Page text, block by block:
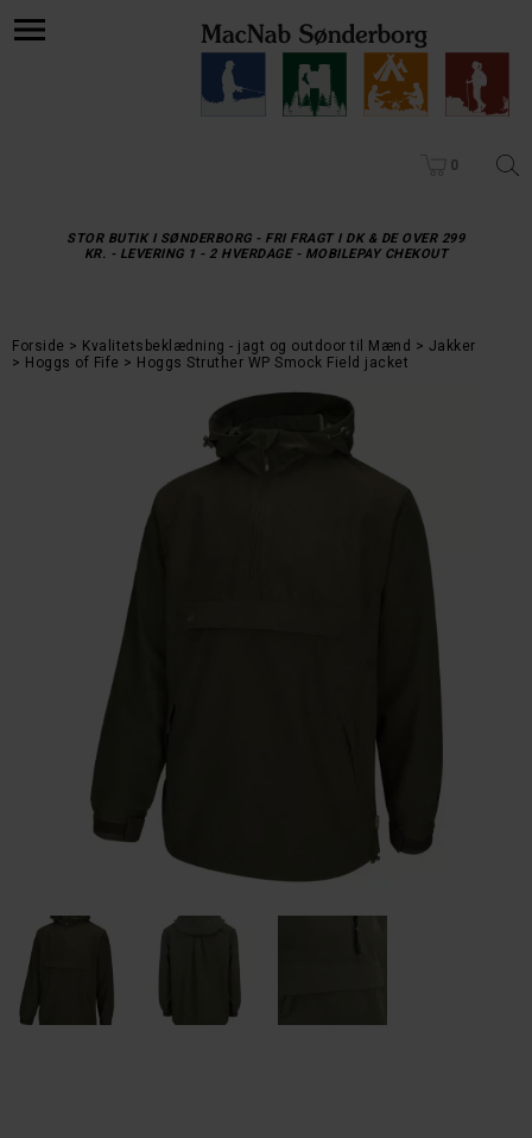
0
STOR BUTIK I SØNDERBORG - FRI FRAGT I DK & DE OVER 299
KR. - LEVERING 1 - 2 HVERDAGE - MOBILEPAY CHEKOUT
Forside Kvalitetsbeklædning - jagt og outdoor til Mænd
Jakker
Hoggs of Fife
Hoggs Struther WP Smock Field jacket